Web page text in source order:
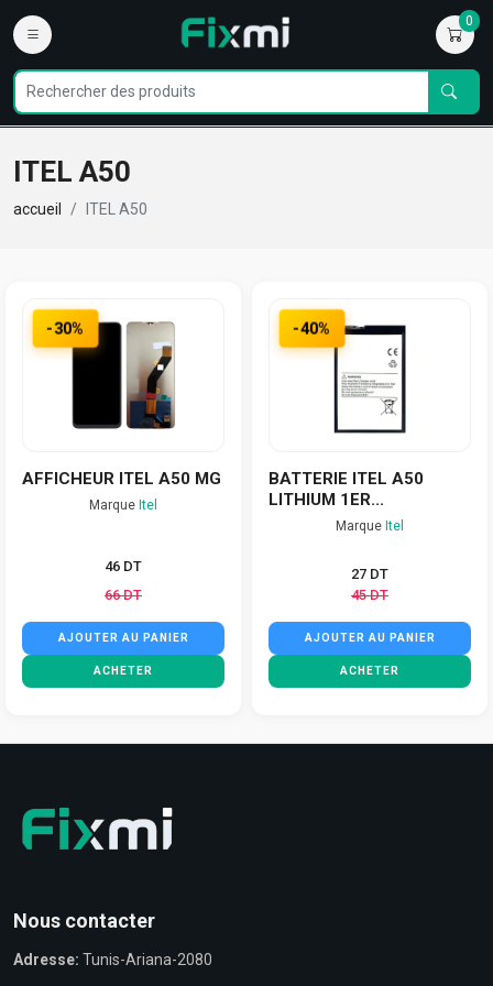
0
ITEL A50
accueil ITEL A50
-30%
AFFICHEUR ITEL A50 MG
Marque Itel
46 DT
66 DT
AJOUTER AU PANIER
ACHETER
-40%
BATTERIE ITEL A50
LITHIUM 1ER...
Marque Itel
27 DT
45 DT
AJOUTER AU PANIER
ACHETER
Nous contacter
Adresse: Tunis-Ariana-2080